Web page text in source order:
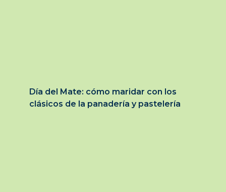
Día del Mate: cómo maridar con los
clásicos de la panadería y pastelería